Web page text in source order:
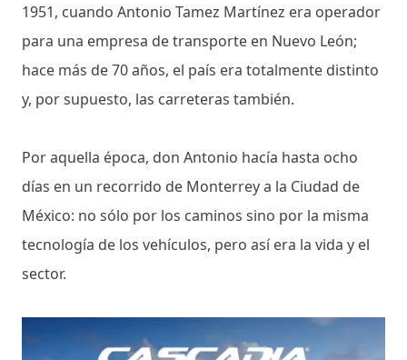
1951, cuando Antonio Tamez Martínez era operador
para una empresa de transporte en Nuevo León;
hace más de 70 años, el país era totalmente distinto
y, por supuesto, las carreteras también.
Por aquella época, don Antonio hacía hasta ocho
días en un recorrido de Monterrey a la Ciudad de
México: no sólo por los caminos sino por la misma
tecnología de los vehículos, pero así era la vida y el
sector.